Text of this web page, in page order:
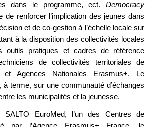
dans le programme, ect. Democracy
de renforcer l’implication des jeunes dans
et de co-gestion à l’échelle locale sur
à la disposition des collectivités locales
outils pratiques et cadres de référence
de collectivités territoriales de
et Agences Nationales Erasmus+. Le
à terme, sur une communauté d’échanges
les municipalités et la jeunesse.
SALTO EuroMed, l’un des Centres de